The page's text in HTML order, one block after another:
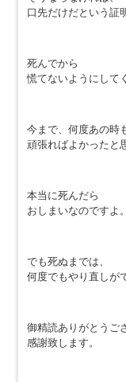
口先だけだという証
死んでから
慌てないようにして
今まで、何度あの時
頑張ればよかったと
本当に死んだら
おしまいなのですよ。
でも死ぬまでは、
何度でもやり直しが
御精読ありがとうご
感謝致します。